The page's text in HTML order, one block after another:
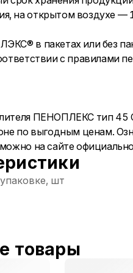
на открытом воздухе —
в пакетах или без
с правилами
ПЕНОПЛЕКС тип 45
по выгодным ценам.
на сайте
шт
товары